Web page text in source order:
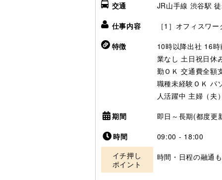
交通 JR山手線 渋谷駅
仕事内容 ［1］オフィス
特徴 10時以降出社 16時
業なし 土日祝日休
勤ＯＫ 交通費全額
職種未経験ＯＫ パ
人活躍中 主婦（夫
期間 即日～長期(都度更
時間
09:00 - 18:00
イチ押し
ポイント
時間・日程の融通